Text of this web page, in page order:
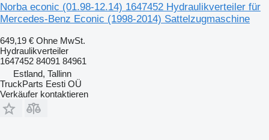
Norba econic (01.98-12.14) 1647452 Hydraulikverteiler für
Mercedes-Benz Econic (1998-2014) Sattelzugmaschine
649,19 € Ohne MwSt.
Hydraulikverteiler
1647452 84091 84961
Estland, Tallinn
TruckParts Eesti OÜ
Verkäufer kontaktieren